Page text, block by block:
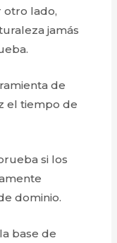
otro lado,
jamás
de
el tiempo de
si los
dominio.
base de